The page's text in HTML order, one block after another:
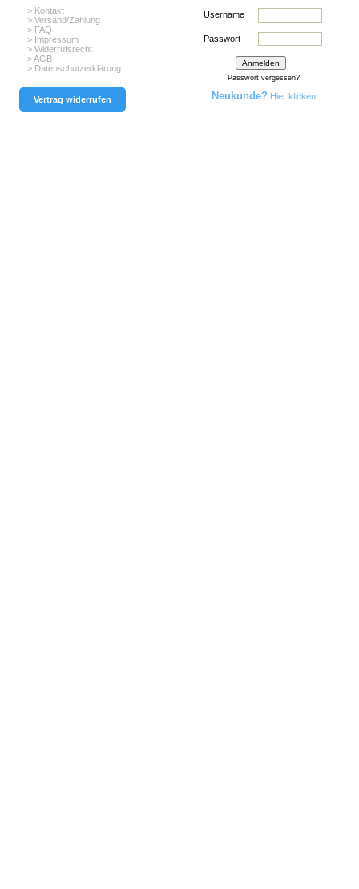
> Kontakt
> Versand/Zahlung
> FAQ
> Impressum
> Widerrufsrecht
> AGB
> Datenschutzerklärung
Vertrag widerrufen
Username
Passwort
Passwort vergessen?
Neukunde? Hier klicken!